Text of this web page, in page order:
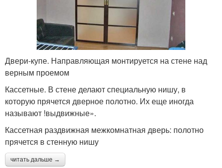
Двери-купе. Направляющая монтируется на стене над
верным проемом
Кассетные. В стене делают специальную нишу, в
которую прячется дверное полотно. Их еще иногда
называют !выдвижные».
Кассетная раздвижная межкомнатная дверь: полотно
прячется в стенную нишу
читать дальше →